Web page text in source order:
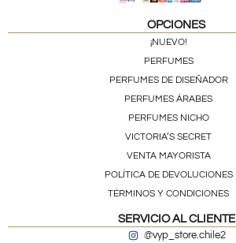
OPCIONES
¡NUEVO!
PERFUMES
PERFUMES DE DISEÑADOR
PERFUMES ÁRABES
PERFUMES NICHO
VICTORIA’S SECRET
VENTA MAYORISTA
POLÍTICA DE DEVOLUCIONES
TÉRMINOS Y CONDICIONES
SERVICIO AL CLIENTE
@vyp_store.chile2